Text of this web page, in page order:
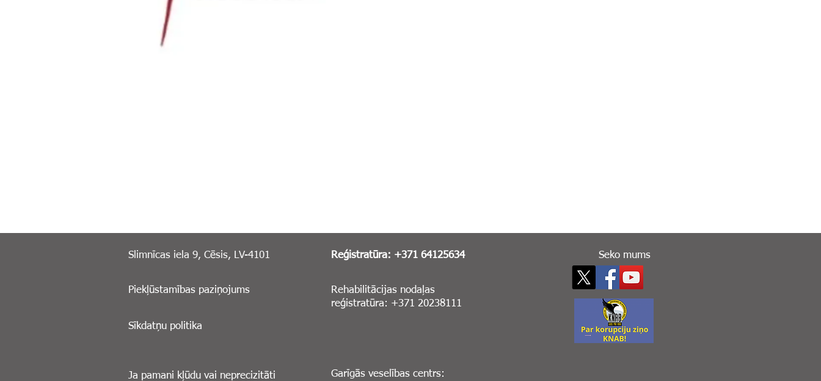
Slimnīcas iela 9, Cēsis, LV-4101 Reģistratūra: +371 64125634
Piekļūstamības paziņojums
Sīkdatņu politika
Rehabilitācijas nodaļas
reģistratūra: +371 20238111
Ja pamani kļūdu vai neprecizitāti Garīgās veselības centrs:
Seko mums